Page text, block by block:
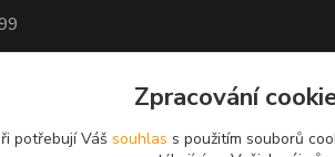
Zpracování
potřebují Váš souhlas s použitím souborů